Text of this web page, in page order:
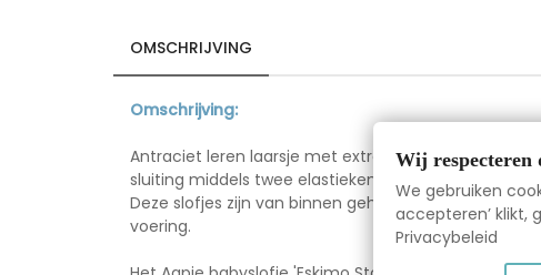
OMSCHRIJVING
Omschrijving:
Antraciet leren laarsje met extra gevoerde rand.
sluiting middels twee elastieken.
Deze slofjes zijn van binnen geheel gevoerd met
voering.
Wij respecteren
We gebruiken
accepteren’ klikt,
Privacybeleid